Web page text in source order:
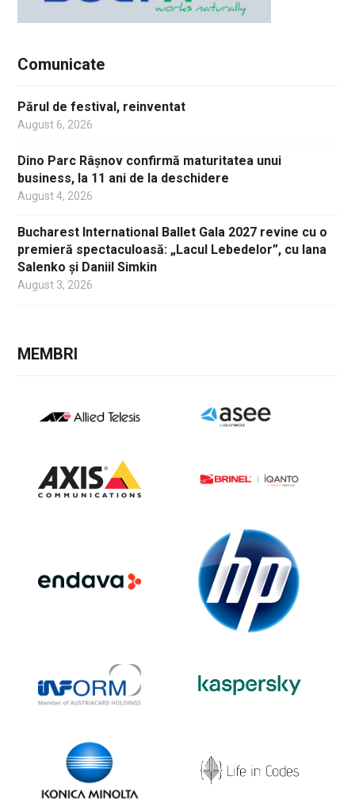
Comunicate
Părul de festival, reinventat
August 6, 2026
Dino Parc Râșnov confirmă maturitatea unui
business, la 11 ani de la deschidere
August 4, 2026
Bucharest International Ballet Gala 2027 revine cu o
premieră spectaculoasă: „Lacul Lebedelor”, cu Iana
Salenko și Daniil Simkin
August 3, 2026
MEMBRI